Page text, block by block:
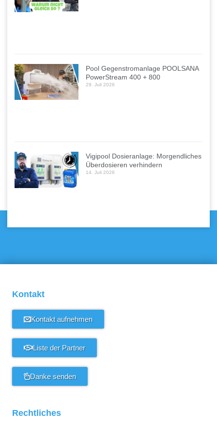
Pool Gegenstromanlage POOLSANA
PowerStream 400 + 800
29. Juli 2026
Vigipool Dosieranlage: Morgendliches
Überdosieren verhindern
14. Juli 2026
Kontakt
Kontakt aufnehmen
Liste der Partner
Danke senden
Rechtliches